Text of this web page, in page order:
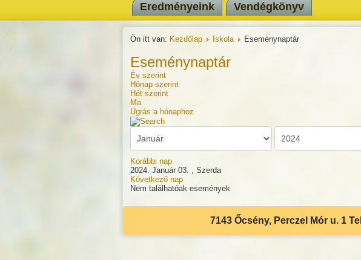
Eredményeink
Vendégkönyv
Ön itt van: Kezdőlap Iskola Eseménynaptár
Eseménynaptár
Év szerint
Hónap szerint
Hét szerint
Ma
Ugrás a hónaphoz
Korábbi nap
2024. Január 03. , Szerda
Következő nap
Nem találhatóak események
7143 Őcsény, Perczel Mór u. 1